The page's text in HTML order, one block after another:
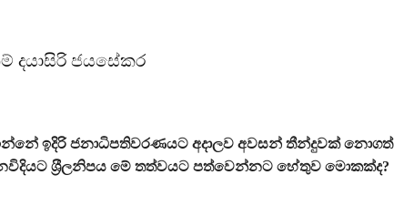
දයාසිරි ජයසේකර
ඉදිරි ජනාධිපතිවරණයට අදාලව අවසන් තීන්දුවක් නොගත්
ශ‍්‍රීලනිපය මේ තත්වයට පත්වෙන්නට හේතුව මොකක්ද?